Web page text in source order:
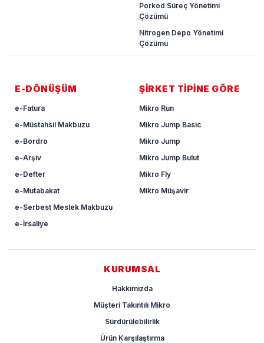
Porkod Süreç Yönetimi
Çözümü
Nitrogen Depo Yönetimi
Çözümü
E-DÖNÜŞÜM
e-Fatura
e-Müstahsil Makbuzu
e-Bordro
e-Arşiv
e-Defter
e-Mutabakat
e-Serbest Meslek Makbuzu
e-İrsaliye
ŞİRKET TİPİNE GÖRE
Mikro Run
Mikro Jump Basic
Mikro Jump
Mikro Jump Bulut
Mikro Fly
Mikro Müşavir
KURUMSAL
Hakkımızda
Müşteri Takıntılı Mikro
Sürdürülebilirlik
Ürün Karşılaştırma